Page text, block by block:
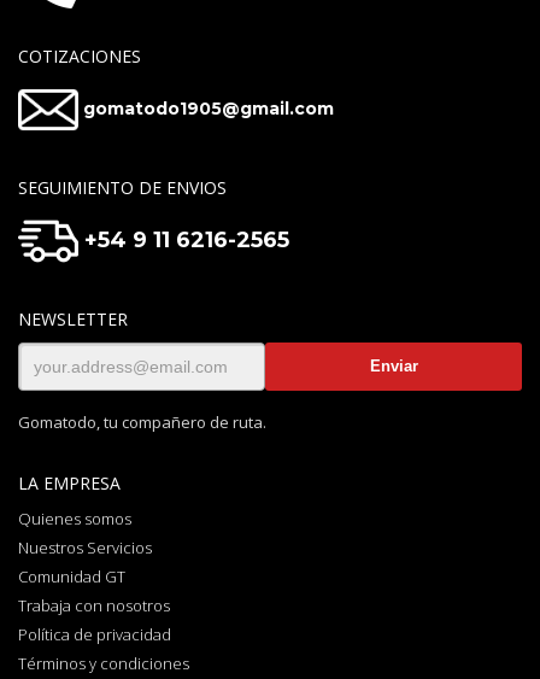
COTIZACIONES
gomatodo1905@gmail.com
SEGUIMIENTO DE ENVIOS
+54 9 11 6216-2565
NEWSLETTER
Gomatodo, tu compañero de ruta.
LA EMPRESA
Quienes somos
Nuestros Servicios
Comunidad GT
Trabaja con nosotros
Política de privacidad
Términos y condiciones